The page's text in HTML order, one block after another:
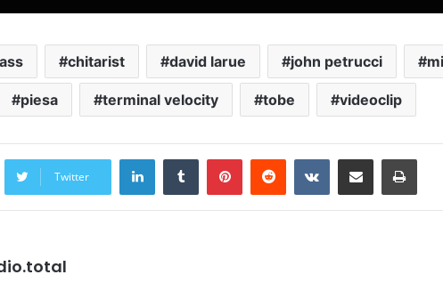
chitarist david larue john petrucci
piesa terminal velocity tobe videoclip
Twitter
LinkedInTumblrPinterestRedditVKontakte
Distribuie prin mail